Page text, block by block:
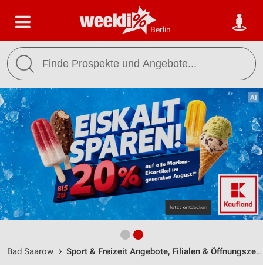
Berlin
Bad Saarow Sport & Freizeit Angebote, Filialen & Öffnungszeiten